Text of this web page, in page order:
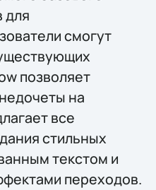
для
смогут
позволяет
на
все
стильных
текстом и
переходов.